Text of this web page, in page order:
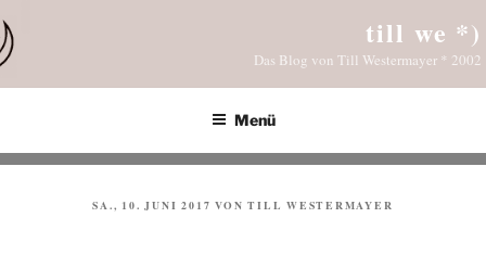
Inhalt
springen
till we *)
Das Blog von Till Westermayer * 2002
Menü
VERÖFFENTLICHT
SA., 10. JUNI 2017 VONTILL WESTERMAYER